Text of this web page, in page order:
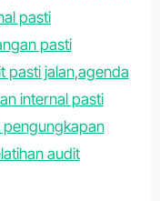
pasti
pasti
pasti jalan,agenda
internal pasti
pengungkapan
audit